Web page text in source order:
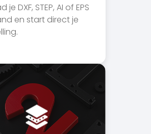
je DXF, STEP, AI of EPS
en start direct je